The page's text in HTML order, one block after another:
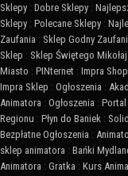
Sklepy : Dobre Sklepy :
Sklepy : Polecane Sklepy :
Zaufania : Sklep Godny
Sklep : Sklep Świętego
Miasto : PINternet : Impra Shop
Impra Sklep : Ogłoszenia :
Animatora : Ogłoszenia : Portal
Regionu : Płyn do Baniek :
Bezpłatne Ogłoszenia :
sklep animatora : Bańki
Animatora : Gratka : Kurs